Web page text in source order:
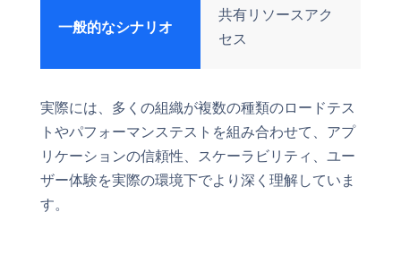
一般的なシナリオ
共有リソースアク
セス
実際には、多くの組織が複数の種類のロードテス
トやパフォーマンステストを組み合わせて、アプ
リケーションの信頼性、スケーラビリティ、ユー
ザー体験を実際の環境下でより深く理解していま
す。